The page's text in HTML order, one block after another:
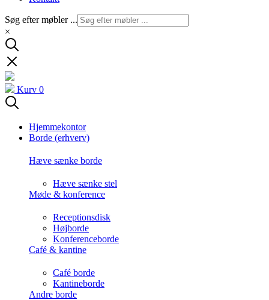
Søg efter møbler ...
×
Kurv 0
Hjemmekontor
Borde (erhverv)
Hæve sænke borde
Hæve sænke stel
Møde & konference
Receptionsdisk
Højborde
Konferenceborde
Café & kantine
Café borde
Kantineborde
Andre borde